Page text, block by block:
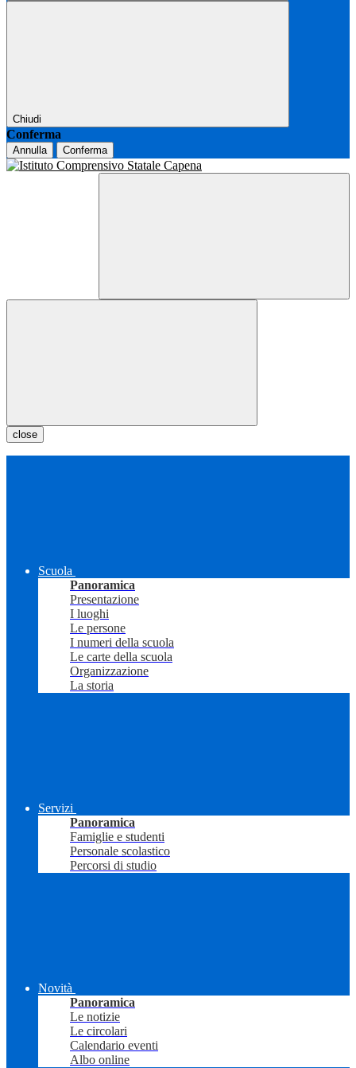
Chiudi
Conferma
Annulla Conferma
close
Scuola
Panoramica
Presentazione
I luoghi
Le persone
I numeri della scuola
Le carte della scuola
Organizzazione
La storia
Servizi
Panoramica
Famiglie e studenti
Personale scolastico
Percorsi di studio
Novità
Panoramica
Le notizie
Le circolari
Calendario eventi
Albo online